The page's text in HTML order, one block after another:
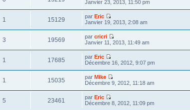
Janvier 23, 2013, 11:50 pm
1 15129 parEric
Janvier 19, 2013, 2:08 am
3 19569 parcricri
Janvier 11, 2013, 11:49 am
1 17685 parEric
Décembre 16, 2012, 9:07 pm
1 15035 parMike
Décembre 9, 2012, 11:18 am
5 23461 parEric
Décembre 8, 2012, 11:09 pm